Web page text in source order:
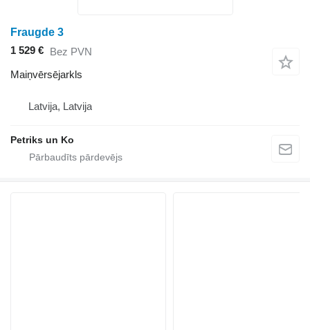
Fraugde 3
1 529 € Bez PVN
Maiņvērsējarkls
Latvija, Latvija
Petriks un Ko